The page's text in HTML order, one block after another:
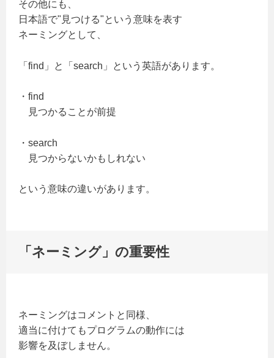
その他にも、
日本語で"見つける"という意味を表す
ネーミングとして、
「find」と「search」という英語があります。
・find
見つかることが前提
・search
見つからないかもしれない
という意味の違いがあります。
「ネーミング」の重要性
ネーミングはコメントと同様、
適当に付けてもプログラムの動作には
影響を及ぼしません。